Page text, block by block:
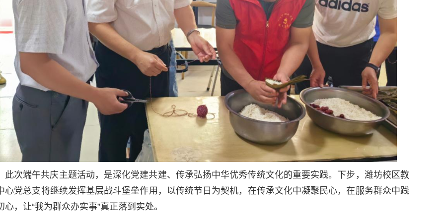
此次端午共庆主题活动，是深化党建共建、传承弘扬中华优秀传统文化的重要实践。下步，潍坊校区教
心党总支将继续发挥基层战斗堡垒作用，以传统节日为契机，在传承文化中凝聚民心，在服务群众中践
心，让“我为群众办实事”真正落到实处。